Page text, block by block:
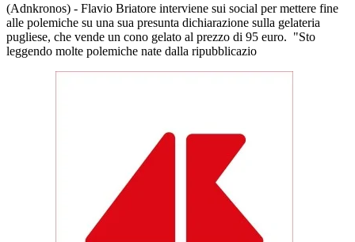
(Adnkronos) - Flavio Briatore interviene sui social per mettere fine
alle polemiche su una sua presunta dichiarazione sulla gelateria
pugliese, che vende un cono gelato al prezzo di 95 euro. "Sto
leggendo molte polemiche nate dalla ripubblicazio